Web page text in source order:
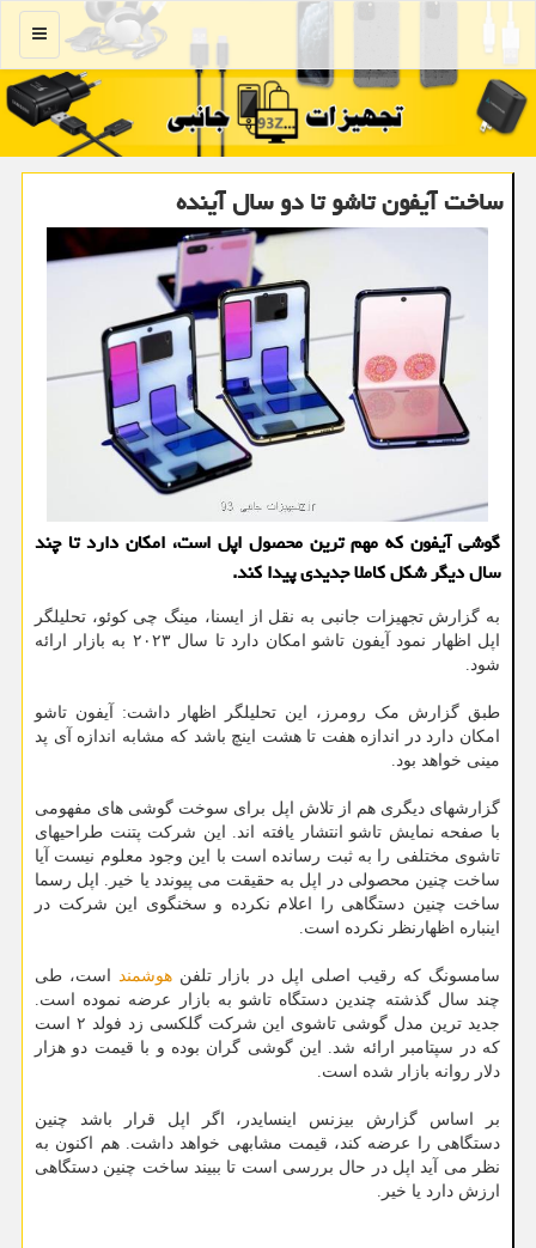
منو
ساخت آیفون تاشو تا دو سال آینده
گوشی آیفون که مهم ترین محصول اپل است، امکان دارد تا چند
سال دیگر شکل کاملا جدیدی پیدا کند.
به گزارش تجهیزات جانبی به نقل از ایسنا، مینگ چی کوئو، تحلیلگر
اپل اظهار نمود آیفون تاشو امکان دارد تا سال ۲۰۲۳ به بازار ارائه
شود.
طبق گزارش مک رومرز، این تحلیلگر اظهار داشت: آیفون تاشو
امکان دارد در اندازه هفت تا هشت اینچ باشد که مشابه اندازه آی پد
مینی خواهد بود.
گزارشهای دیگری هم از تلاش اپل برای سوخت گوشی های مفهومی
با صفحه نمایش تاشو انتشار یافته اند. این شرکت پتنت طراحیهای
تاشوی مختلفی را به ثبت رسانده است با این وجود معلوم نیست آیا
ساخت چنین محصولی در اپل به حقیقت می پیوندد یا خیر. اپل رسما
ساخت چنین دستگاهی را اعلام نکرده و سخنگوی این شرکت در
اینباره اظهارنظر نکرده است.
سامسونگ که رقیب اصلی اپل در بازار تلفن هوشمند است، طی
چند سال گذشته چندین دستگاه تاشو به بازار عرضه نموده است.
جدید ترین مدل گوشی تاشوی این شرکت گلکسی زد فولد ۲ است
که در سپتامبر ارائه شد. این گوشی گران بوده و با قیمت دو هزار
دلار روانه بازار شده است.
بر اساس گزارش بیزنس اینسایدر، اگر اپل قرار باشد چنین
دستگاهی را عرضه کند، قیمت مشابهی خواهد داشت. هم اکنون به
نظر می آید اپل در حال بررسی است تا ببیند ساخت چنین دستگاهی
ارزش دارد یا خیر.